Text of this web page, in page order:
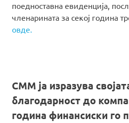
поедноставна евиденција,
членарината за секој година
овде.
СММ ја изразува
благодарност до
година финансиски го